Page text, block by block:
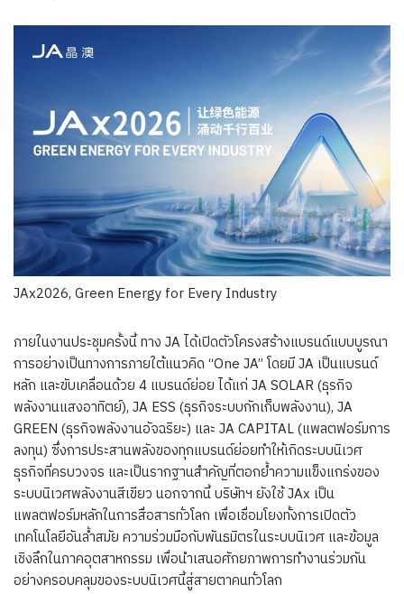
JAx2026, Green Energy for Every Industry
ภายในงานประชุมครั้งนี้ ทาง JA ได้เปิดตัวโครงสร้างแบรนด์แบบบูรณา
การอย่างเป็นทางการภายใต้แนวคิด “One JA” โดยมี JA เป็นแบรนด์
หลัก และขับเคลื่อนด้วย 4 แบรนด์ย่อย ได้แก่ JA SOLAR (ธุรกิจ
พลังงานแสงอาทิตย์), JA ESS (ธุรกิจระบบกักเก็บพลังงาน), JA
GREEN (ธุรกิจพลังงานอัจฉริยะ) และ JA CAPITAL (แพลตฟอร์มการ
ลงทุน) ซึ่งการประสานพลังของทุกแบรนด์ย่อยทำให้เกิดระบบนิเวศ
ธุรกิจที่ครบวงจร และเป็นรากฐานสำคัญที่ตอกย้ำความแข็งแกร่งของ
ระบบนิเวศพลังงานสีเขียว นอกจากนี้ บริษัทฯ ยังใช้ JAx เป็น
แพลตฟอร์มหลักในการสื่อสารทั่วโลก เพื่อเชื่อมโยงทั้งการเปิดตัว
เทคโนโลยีอันล้ำสมัย ความร่วมมือกับพันธมิตรในระบบนิเวศ และข้อมูล
เชิงลึกในภาคอุตสาหกรรม เพื่อนำเสนอศักยภาพการทำงานร่วมกัน
อย่างครอบคลุมของระบบนิเวศนี้สู่สายตาคนทั่วโลก